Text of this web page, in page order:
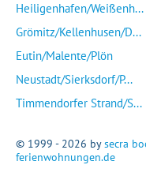
Heiligenhafen/Weißenh...
Grömitz/Kellenhusen/D...
Eutin/Malente/Plön
Neustadt/Sierksdorf/P...
Timmendorfer Strand/S...
© 1999 - 2026 bysecra
ferienwohnungen.de